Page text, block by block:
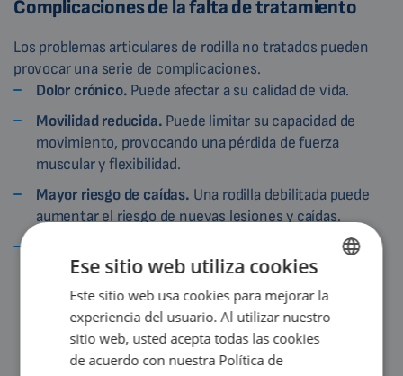
Complicaciones de la falta de tratamiento
Los problemas articulares de rodilla no tratados pueden
provocar una serie de complicaciones.
Dolor crónico. Puede afectar a su calidad de vida.
Movilidad reducida. Puede limitar su capacidad de
movimiento, provocando una pérdida de fuerza
muscular y flexibilidad.
Mayor riesgo de caídas. Una rodilla debilitada puede
aumentar el riesgo de nuevas lesiones y caídas.
Esto podría no ser necesario con un
tratamiento precoz.[7]
ENGLISH
DUTCH
GERMAN
Ese sitio web utiliza cookies
Este sitio web usa cookies para mejorar la
experiencia del usuario. Al utilizar nuestro
sitio web, usted acepta todas las cookies
de acuerdo con nuestra Política de